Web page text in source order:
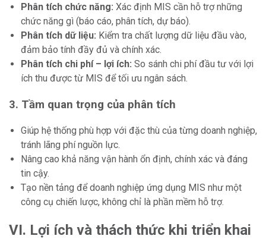
Phân tích chức năng: Xác định MIS cần hỗ trợ những
chức năng gì (báo cáo, phân tích, dự báo).
Phân tích dữ liệu: Kiểm tra chất lượng dữ liệu đầu vào,
đảm bảo tính đầy đủ và chính xác.
Phân tích chi phí – lợi ích: So sánh chi phí đầu tư với lợi
ích thu được từ MIS để tối ưu ngân sách.
3. Tầm quan trọng của phân tích
Giúp hệ thống phù hợp với đặc thù của từng doanh nghiệp,
tránh lãng phí nguồn lực.
Nâng cao khả năng vận hành ổn định, chính xác và đáng
tin cậy.
Tạo nền tảng để doanh nghiệp ứng dụng MIS như một
công cụ chiến lược, không chỉ là phần mềm hỗ trợ.
VI. Lợi ích và thách thức khi triển khai